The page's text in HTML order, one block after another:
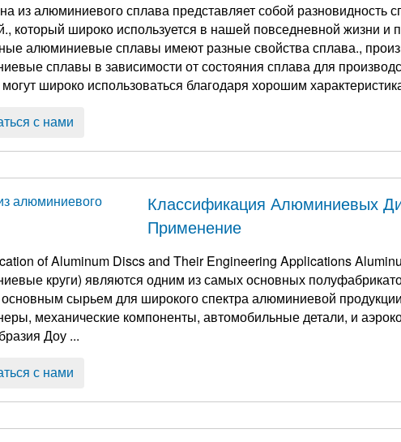
из алюминиевого сплава представляет собой разновидность
который широко используется в нашей повседневной жизни
алюминиевые сплавы имеют разные свойства сплава.,
сплавы в зависимости от состояния сплава для
широко использоваться благодаря хорошим
с нами
Классификация Алюминиевых
Применение
of Aluminum Discs and Their Engineering Applications
круги) являются одним из самых основных
сырьем для широкого спектра алюминиевой
механические компоненты, автомобильные детали, и
Доу ...
с нами